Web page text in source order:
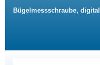
Bügelmessschraube, digital